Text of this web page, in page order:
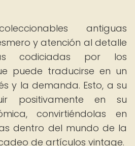
antiguas
y atención al detalle
codiciadas por los
puede traducirse en un
y la demanda. Esto, a su
positivamente en su
convirtiéndolas en
dentro del mundo de la
de artículos vintage.